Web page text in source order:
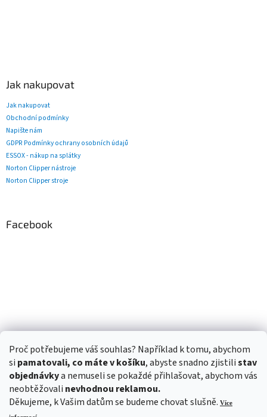
Proč potřebujeme váš souhlas? Například k tomu, abychom
si pamatovali, co máte v košíku, abyste snadno zjistilistav
objednávkya nemuseli se pokaždé přihlašovat, abychom vás
neobtěžovali nevhodnou reklamou.
Děkujeme, k Vašim datům se budeme chovat slušně. Více
Jak nakupovat
Jak nakupovat
Obchodní podmínky
Napište nám
GDPR Podmínky ochrany osobních údajů
ESSOX - nákup na splátky
Norton Clipper nástroje
Norton Clipper stroje
Facebook